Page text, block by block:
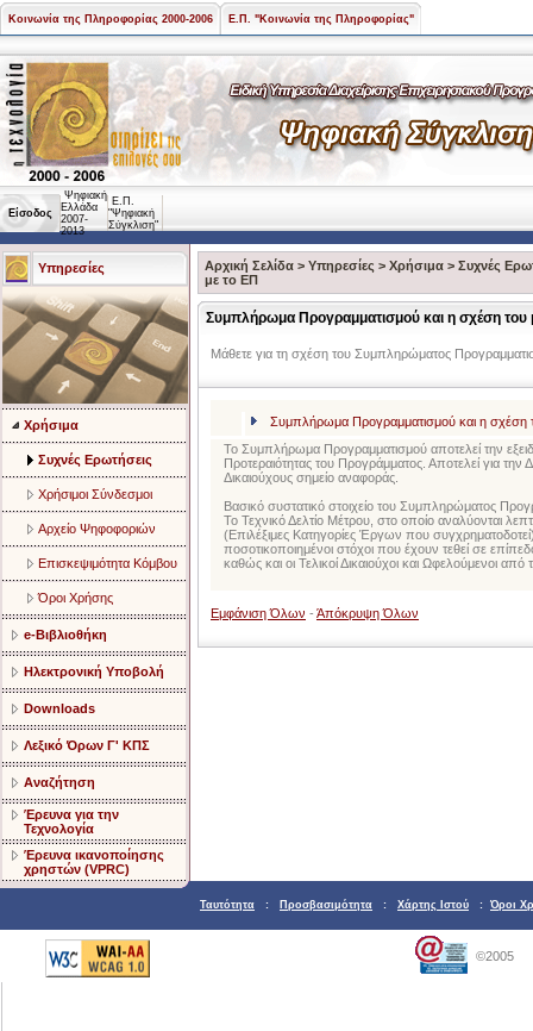
Κοινωνία της Πληροφορίας 2000-2006 Ε.Π. "Κοινωνία της Πληροφορίας"
Είσοδος
Ψηφιακή
Ελλάδα
2007-
2013
Ε.Π.
"Ψηφιακή
Σύγκλιση"
Υπηρεσίες
Χρήσιμα
Συχνές Ερωτήσεις
Χρήσιμοι Σύνδεσμοι
Αρχείο Ψηφοφοριών
Επισκεψιμότητα Κόμβου
Όροι Χρήσης
e-Βιβλιοθήκη
Ηλεκτρονική Υποβολή
Downloads
Λεξικό Όρων Γ' ΚΠΣ
Αναζήτηση
Έρευνα για την
Τεχνολογία
Έρευνα ικανοποίησης
χρηστών (VPRC)
Αρχική Σελίδα > Υπηρεσίες > Χρήσιμα > Συχνές
με το ΕΠ
Συμπλήρωμα Προγραμματισμού και η σχέση του
Μάθετε για τη σχέση του Συμπληρώματος
Συμπλήρωμα Προγραμματισμού και η σχέση
Το Συμπλήρωμα Προγραμματισμού αποτελεί την
Προτεραιότητας του Προγράμματος. Αποτελεί για την
Δικαιούχους σημείο αναφοράς.
Βασικό συστατικό στοιχείο του Συμπληρώματος
Το Τεχνικό Δελτίο Μέτρου, στο οποίο αναλύονται
(Επιλέξιμες Κατηγορίες Έργων που
ποσοτικοποιημένοι στόχοι που έχουν τεθεί σε
καθώς και οι Τελικοί Δικαιούχοι και Ωφελούμενοι
Εμφάνιση Όλων - Άπόκρυψη Όλων
Ταυτότητα : Προσβασιμότητα : Χάρτης Ιστού : Όροι
©2005